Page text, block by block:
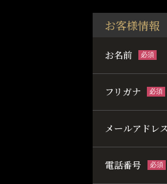
お客様情報
お名前 必須
フリガナ 必須
メールアドレス
電話番号 必須